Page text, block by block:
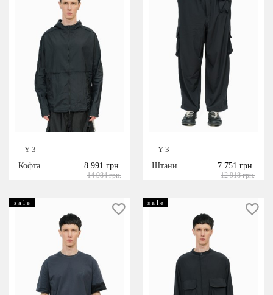
Y-3
Кофта
8 991 грн.
14 984 грн.
Y-3
Штани
7 751 грн.
12 918 грн.
s a l e s a l e